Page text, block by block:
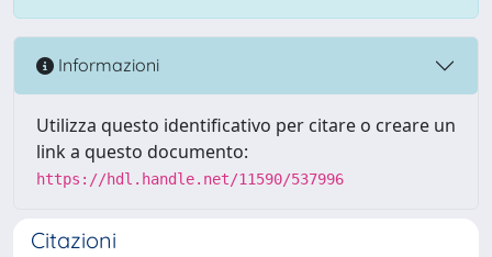
Informazioni
Utilizza questo identificativo per citare o creare un
link a questo documento:
https://hdl.handle.net/11590/537996
Citazioni